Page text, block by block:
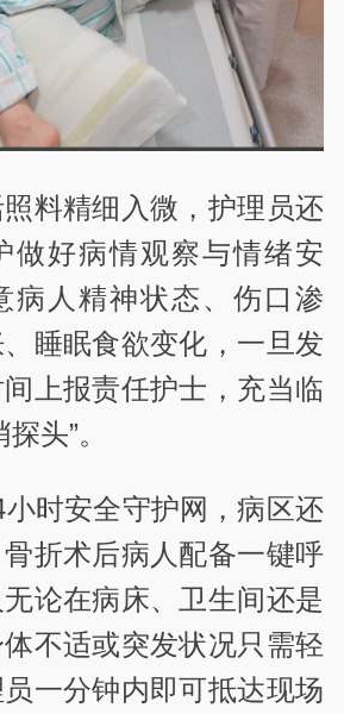
料精细入微，护理员还
做好病情观察与情绪安
病人精神状态、伤口渗
睡眠食欲变化，一旦发
上报责任护士，充当临
头”。
小时安全守护网，病区还
折术后病人配备一键呼
论在病床、卫生间还是
不适或突发状况只需轻
一分钟内即可抵达现场